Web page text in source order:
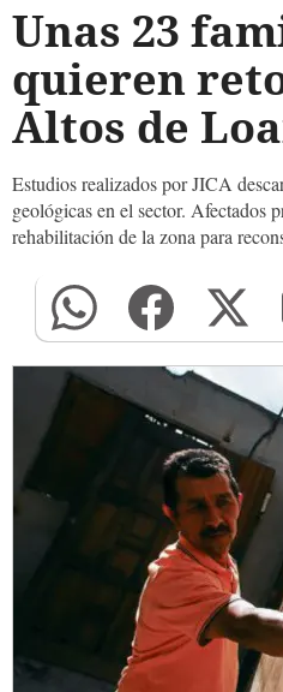
Unas 23
quieren
Altos de
Estudios realizados por JICA
geológicas en el sector. Afectados
rehabilitación de la zona para